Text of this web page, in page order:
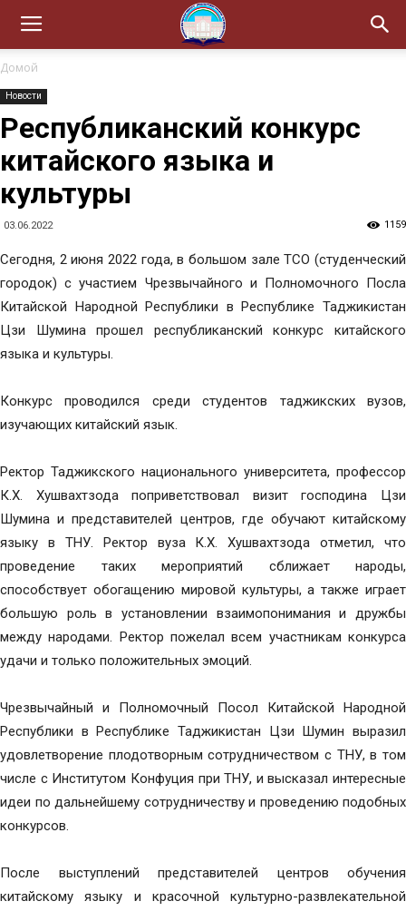
Домой
Новости
Республиканский конкурс
китайского языка и
культуры
03.06.2022 1159
Сегодня, 2 июня 2022 года, в большом зале ТСО (студенческий
городок) с участием Чрезвычайного и Полномочного Посла
Китайской Народной Республики в Республике Таджикистан
Цзи Шумина прошел республиканский конкурс китайского
языка и культуры.
Конкурс проводился среди студентов таджикских вузов,
изучающих китайский язык.
Ректор Таджикского национального университета, профессор
К.Х. Хушвахтзода поприветствовал визит господина Цзи
Шумина и представителей центров, где обучают китайскому
языку в ТНУ. Ректор вуза К.Х. Хушвахтзода отметил, что
проведение таких мероприятий сближает народы,
способствует обогащению мировой культуры, а также играет
большую роль в установлении взаимопонимания и дружбы
между народами. Ректор пожелал всем участникам конкурса
удачи и только положительных эмоций.
Чрезвычайный и Полномочный Посол Китайской Народной
Республики в Республике Таджикистан Цзи Шумин выразил
удовлетворение плодотворным сотрудничеством с ТНУ, в том
числе с Институтом Конфуция при ТНУ, и высказал интересные
идеи по дальнейшему сотрудничеству и проведению подобных
конкурсов.
После выступлений представителей центров обучения
китайскому языку и красочной культурно-развлекательной